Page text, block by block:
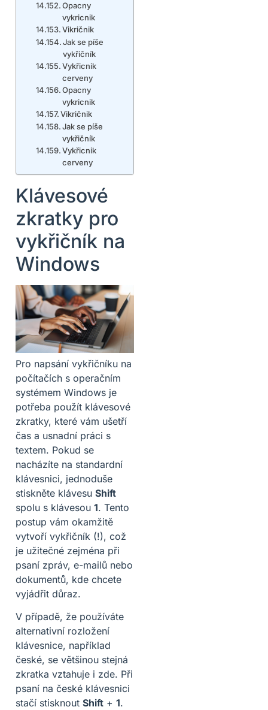
Opacny
vykricnik
Vikričnik
Jak se píše
vykřičník
Vykřicnik
cerveny
Opacny
vykricnik
Vikričnik
Jak se píše
vykřičník
Vykřicnik
cerveny
Klávesové
zkratky pro
vykřičník na
Windows
Pro napsání vykřičníku na
počítačích s operačním
systémem Windows je
potřeba použít klávesové
zkratky, které vám ušetří
čas a usnadní práci s
textem. Pokud se
nacházíte na standardní
klávesnici, jednoduše
stiskněte klávesu Shift
spolu s klávesou 1. Tento
postup vám okamžitě
vytvoří vykřičník (!), což
je užitečné zejména při
psaní zpráv, e-mailů nebo
dokumentů, kde chcete
vyjádřit důraz.
V případě, že používáte
alternativní rozložení
klávesnice, například
české, se většinou stejná
zkratka vztahuje i zde. Při
psaní na české klávesnici
stačí stisknout Shift + 1.